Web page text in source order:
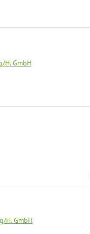
H. GmbH
H. GmbH